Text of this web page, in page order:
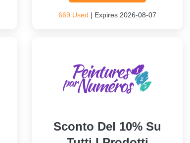
669 Used | Expires 2026-08-07
Sconto Del 10% Su